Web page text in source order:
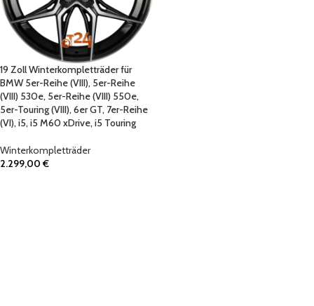
19 Zoll Winterkompletträder für
BMW 5er-Reihe (VIII), 5er-Reihe
(VIII) 530e, 5er-Reihe (VIII) 550e,
5er-Touring (VIII), 6er GT, 7er-Reihe
(VI), i5, i5 M60 xDrive, i5 Touring
Winterkompletträder
2.299,00€